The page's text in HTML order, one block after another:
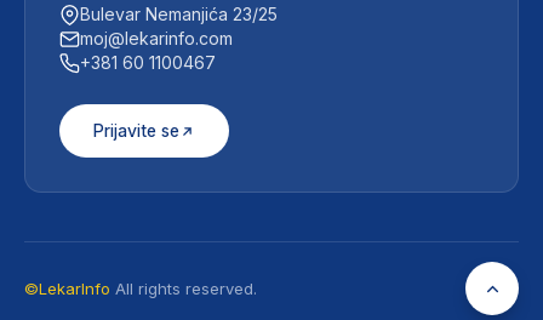
Bulevar Nemanjića 23/25
moj@lekarinfo.com
+381 60 1100467
Prijavite se
©LekarInfo All rights reserved.